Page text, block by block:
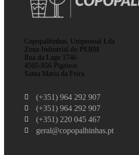
Copopalhinhas, Unipessoal Lda
Zona Industrial do PERM
Rua da Lage 1746
4505-856 Pigeiros
Santa Maria da Feira
(+351) 964 292 907
(+351) 964 292 907
(+351) 220 045 467
geral@copopalhinhas.pt